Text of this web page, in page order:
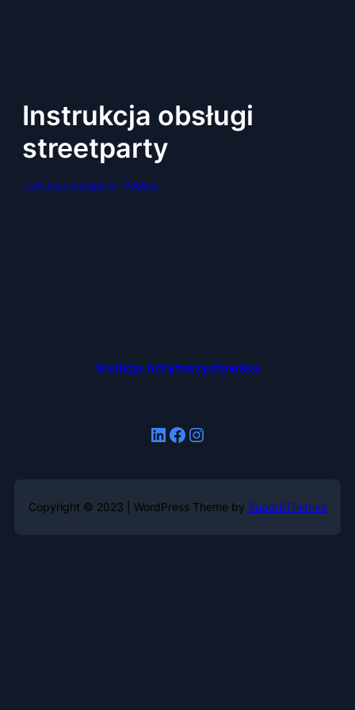
Instrukcja obsługi
streetparty
instrukcja streetparty Pobierz
Koalicja Antyfaszystowska
LinkedIn Facebook Instagram
Copyright © 2023 | WordPress Theme by SuperbThemes